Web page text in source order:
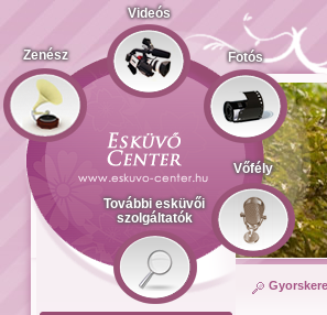
Zenész
Videós
Fotós
Vőfély
További esküvői
szolgáltatók